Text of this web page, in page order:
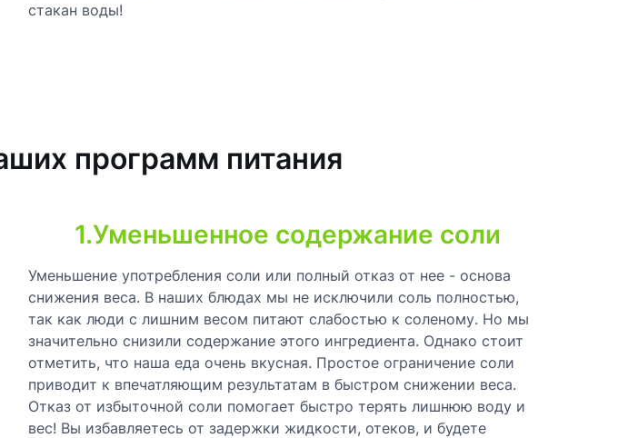
стакан воды!
программ питания
1.Уменьшенное содержание соли
Уменьшение употребления соли или полный отказ от нее - основа
снижения веса. В наших блюдах мы не исключили соль полностью,
так как люди с лишним весом питают слабостью к соленому. Но мы
значительно снизили содержание этого ингредиента. Однако стоит
отметить, что наша еда очень вкусная. Простое ограничение соли
приводит к впечатляющим результатам в быстром снижении веса.
Отказ от избыточной соли помогает быстро терять лишнюю воду и
вес! Вы избавляетесь от задержки жидкости, отеков, и будете